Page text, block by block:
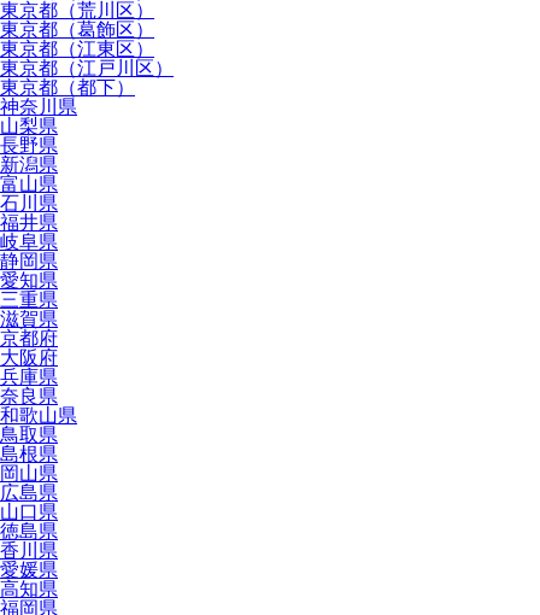
東京都（荒川区）
東京都（葛飾区）
東京都（江東区）
東京都（江戸川区）
東京都（都下）
神奈川県
山梨県
長野県
新潟県
富山県
石川県
福井県
岐阜県
静岡県
愛知県
三重県
滋賀県
京都府
大阪府
兵庫県
奈良県
和歌山県
鳥取県
島根県
岡山県
広島県
山口県
徳島県
香川県
愛媛県
高知県
福岡県